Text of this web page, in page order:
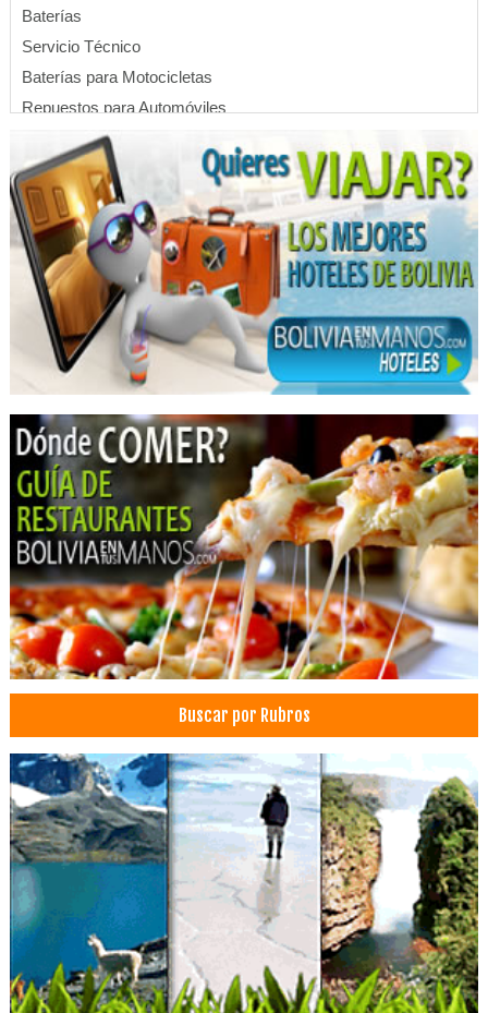
Baterías
Servicio Técnico
Baterías para Motocicletas
Repuestos para Automóviles
Autopartes
Arreglos Florales
Envío de flores y Regalos
Florerías
Flores
Hoteles
Hotels
Restaurantes: Comida China
Restaurantes: Chifas
Comida Saludable
Mueblerías
Closets
Estantería
Espejos
Gaveteros
Muebles de Oficina
Muebles
Fabricas de Muebles
Muebles de Cocina
Decoraciones
Pupitres
Sillas de escritorio
Ozonoterapia
Artrosis
Diabetes
Tratamiento de Varices
Buscar por Rubros